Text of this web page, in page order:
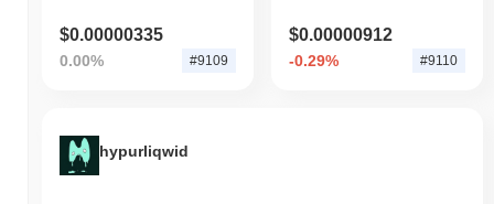
$0.00000335
0.00% #9109
$0.00000912
-0.29% #9110
hypurliqwid